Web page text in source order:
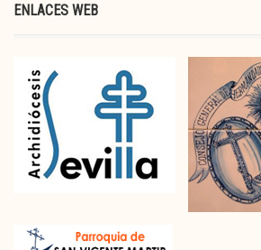
ENLACES WEB